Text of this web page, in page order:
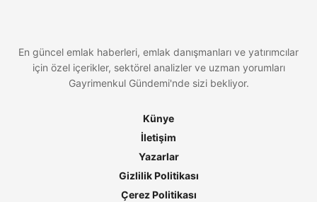
En güncel emlak haberleri, emlak danışmanları ve yatırımcılar
için özel içerikler, sektörel analizler ve uzman yorumları
Gayrimenkul Gündemi'nde sizi bekliyor.
Künye
İletişim
Yazarlar
Gizlilik Politikası
Çerez Politikası